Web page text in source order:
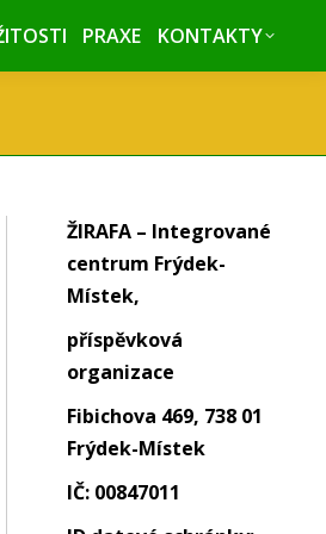
PRAXE KONTAKTY
ŽIRAFA – Integrované
centrum Frýdek-
Místek,
příspěvková
organizace
Fibichova 469, 738 01
Frýdek-Místek
IČ: 00847011
PRAXE KONTAKTY